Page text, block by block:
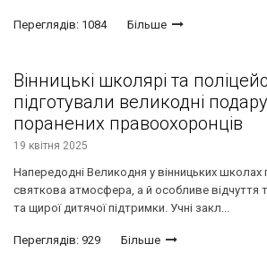
Переглядів: 1084 Більше
Вінницькі школярі та
підготували великодні
поранених правоохоронців
19 квітня 2025
Напередодні Великодня у вінницьких
святкова атмосфера, а й особливе відчуття
та щирої дитячої підтримки. Учні закл...
Переглядів: 929 Більше